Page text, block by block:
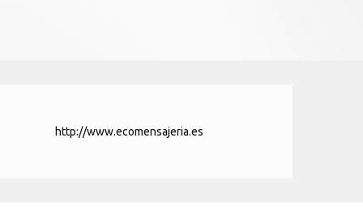
http://www.ecomensajeria.es